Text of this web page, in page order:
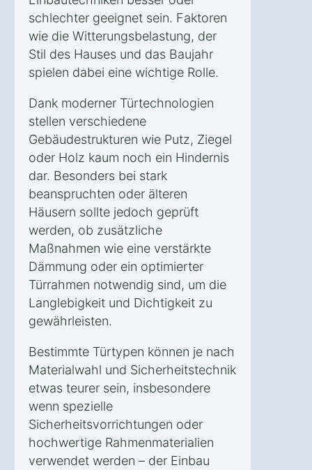
schlechter geeignet sein. Faktoren
wie die Witterungsbelastung, der
Stil des Hauses und das Baujahr
spielen dabei eine wichtige Rolle.
Dank moderner Türtechnologien
stellen verschiedene
Gebäudestrukturen wie Putz, Ziegel
oder Holz kaum noch ein Hindernis
dar. Besonders bei stark
beanspruchten oder älteren
Häusern sollte jedoch geprüft
werden, ob zusätzliche
Maßnahmen wie eine verstärkte
Dämmung oder ein optimierter
Türrahmen notwendig sind, um die
Langlebigkeit und Dichtigkeit zu
gewährleisten.
Bestimmte Türtypen können je nach
Materialwahl und Sicherheitstechnik
etwas teurer sein, insbesondere
wenn spezielle
Sicherheitsvorrichtungen oder
hochwertige Rahmenmaterialien
verwendet werden – der Einbau